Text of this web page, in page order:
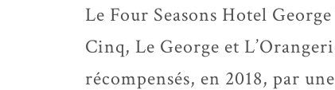
Le Four Seasons Hotel
Cinq, Le George et
récompensés, en 2018, par